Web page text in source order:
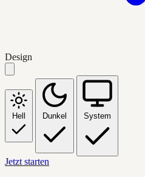
Design
Hell Dunkel System
Jetzt starten